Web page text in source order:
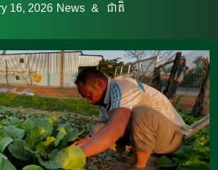
16, 2026 News & ជាតិ